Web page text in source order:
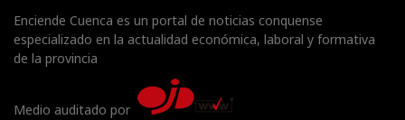
Enciende Cuenca es un portal de noticias conquense
especializado en la actualidad económica, laboral y formativa
de la provincia
Medio auditado por